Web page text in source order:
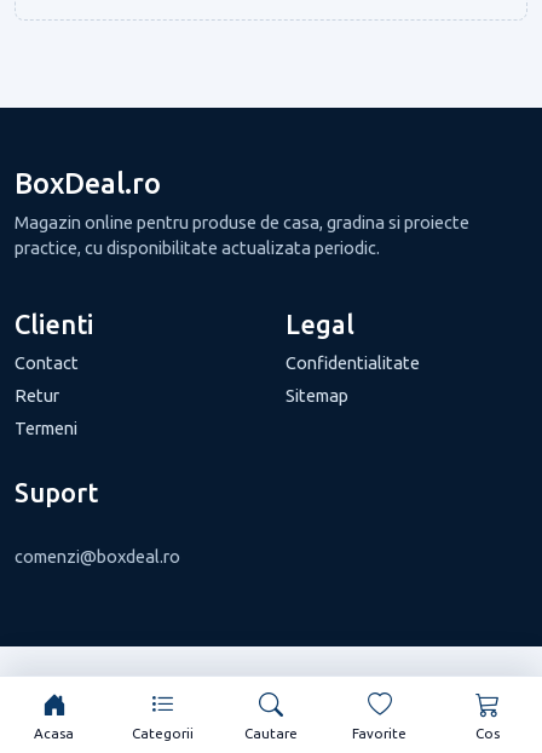
BoxDeal.ro
Magazin online pentru produse de casa, gradina si proiecte
practice, cu disponibilitate actualizata periodic.
Clienti
Contact
Retur
Termeni
Legal
Confidentialitate
Sitemap
Suport
comenzi@boxdeal.ro
Acasa Categorii Cautare Favorite Cos